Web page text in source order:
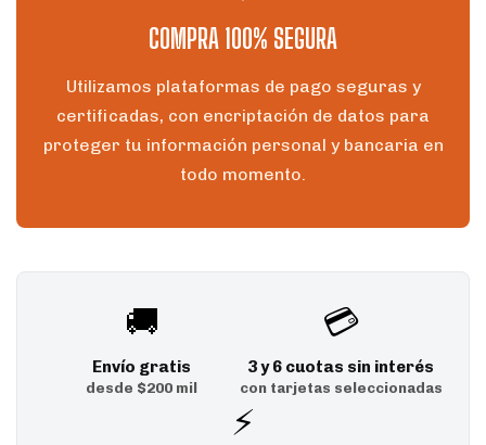
COMPRA 100% SEGURA
Utilizamos plataformas de pago seguras y
certificadas, con encriptación de datos para
proteger tu información personal y bancaria en
todo momento.
🚚
Envío gratis
desde $200 mil
💳
3 y 6 cuotas sin interés
con tarjetas seleccionadas
⚡